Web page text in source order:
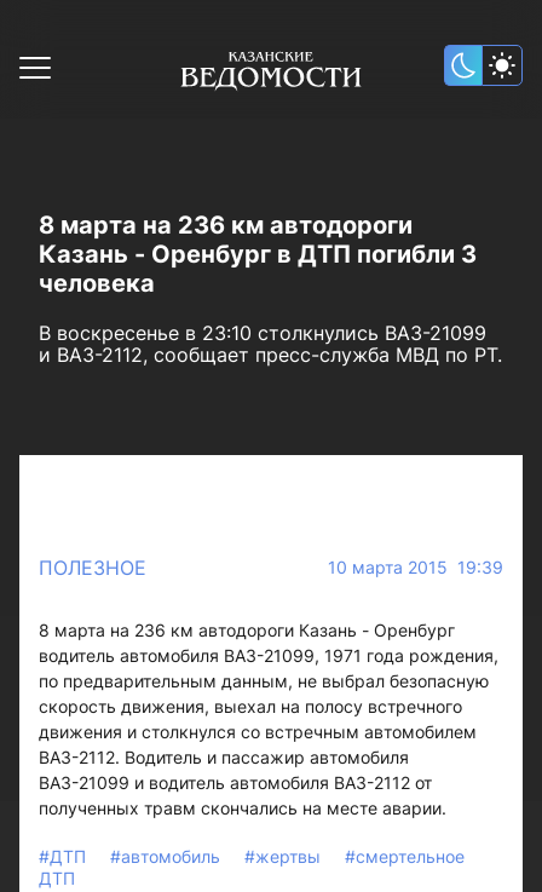
8 марта на 236 км автодороги
Казань - Оренбург в ДТП погибли 3
человека
В воскресенье в 23:10 столкнулись ВАЗ-21099
и ВАЗ-2112, сообщает пресс-служба МВД по РТ.
ПОЛЕЗНОЕ 10 марта 2015 19:39
8 марта на 236 км автодороги Казань - Оренбург
водитель автомобиля ВАЗ-21099, 1971 года рождения,
по предварительным данным, не выбрал безопасную
скорость движения, выехал на полосу встречного
движения и столкнулся со встречным автомобилем
ВАЗ-2112. Водитель и пассажир автомобиля
ВАЗ-21099 и водитель автомобиля ВАЗ-2112 от
полученных травм скончались на месте аварии.
#ДТП #автомобиль #жертвы
#смертельное
ДТП